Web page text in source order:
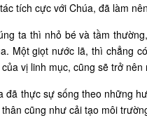
tích cực với Chúa, đã làm
ta thì nhỏ bé và tầm
Một giọt nước lã, thì chẳng
vị linh mục, cũng sẽ trở
đã thực sự sống theo những
cũng như cải tạo môi